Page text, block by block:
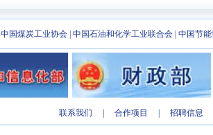
中国煤炭工业协会 中国石油和化学工业联合会 中国节
联系我们 合作项目 招聘信息